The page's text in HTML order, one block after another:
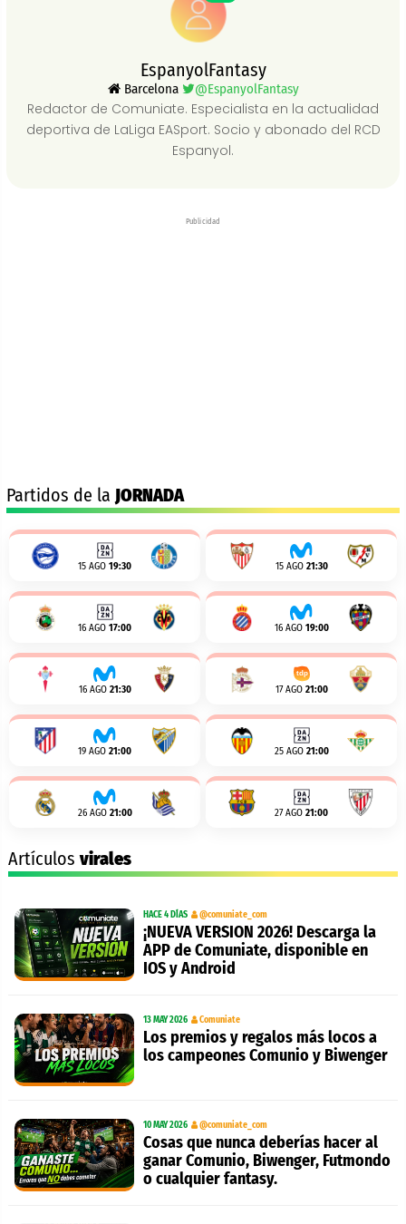
EspanyolFantasy
Barcelona @EspanyolFantasy
Redactor de Comuniate. Especialista en la actualidad
deportiva de LaLiga EASport. Socio y abonado del RCD
Espanyol.
Publicidad
Partidos de la JORNADA
15 AGO 19:30 15 AGO 21:30
16 AGO 17:00 16 AGO 19:00
16 AGO 21:30 17 AGO 21:00
19 AGO 21:00 25 AGO 21:00
26 AGO 21:00 27 AGO 21:00
Artículosvirales
HACE 4 DÍAS @comuniate_com
¡NUEVA VERSION 2026! Descarga la
APP de Comuniate, disponible en
IOS y Android
13 MAY 2026 Comuniate
Los premios y regalos más locos a
los campeones Comunio y Biwenger
10 MAY 2026 @comuniate_com
Cosas que nunca deberías hacer al
ganar Comunio, Biwenger, Futmondo
o cualquier fantasy.